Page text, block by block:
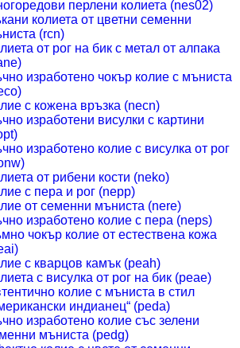
перлени колиета (nes02)
колиета от цветни семенни
(rcn)
от рог на бик с метал от алпака
изработено чокър колие с мъниста
с кожена връзка (necn)
изработени висулки с картини
изработено колие с висулка от рог
от рибени кости (neko)
с пера и рог (nepp)
от семенни мъниста (nere)
изработено колие с пера (neps)
чокър колие от естествена кожа
с кварцов камък (peah)
с висулка от рог на бик (peae)
колие с мъниста в стил
индианец“ (peda)
изработено колие със зелени
мъниста (pedg)